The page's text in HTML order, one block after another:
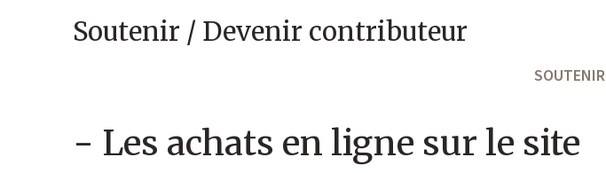
Soutenir / Devenir contributeur
SOUTENIR
- Les achats en ligne sur le site